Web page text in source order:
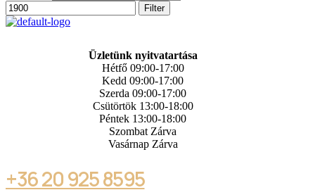
Filter
Üzletünk nyitvatartása
Hétfő 09:00-17:00
Kedd 09:00-17:00
Szerda 09:00-17:00
Csütörtök 13:00-18:00
Péntek 13:00-18:00
Szombat Zárva
Vasárnap Zárva
+36 20 925 8595